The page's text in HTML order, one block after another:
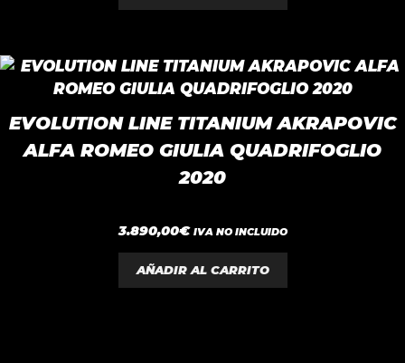
EVOLUTION LINE TITANIUM AKRAPOVIC
ALFA ROMEO GIULIA QUADRIFOGLIO
2020
0
d
e
5
3.890,00€ IVA NO INCLUIDO
AÑADIR AL CARRITO